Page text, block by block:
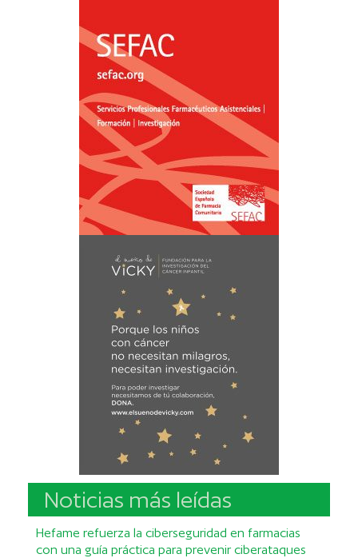
Noticias más leídas
Hefame refuerza la ciberseguridad en farmacias
con una guía práctica para prevenir ciberataques